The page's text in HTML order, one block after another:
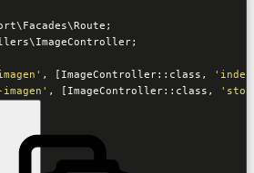
, [ImageController::class,
, [ImageController::class,